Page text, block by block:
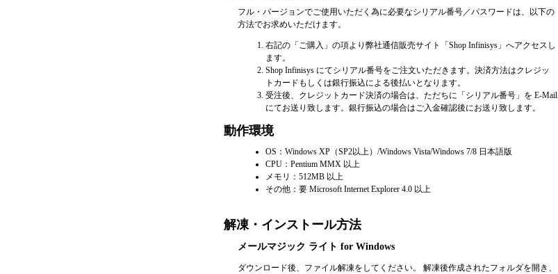
フル・バージョンでご使用いただく為に必要なシリアル番号／パスワードは、以下の
方法でお求めいただけます。
右記の「ご購入」の項より弊社通信販売サイト「Shop Infinisys」へアクセスし
ます。
Shop Infinisys にてシリアル番号をご注文いただきます。決済方法はクレジッ
トカードもしくは銀行振込による後払いとなります。
受注後、クレジットカード決済の場合は、ただちに「シリアル番号」を E-Mail
にてお送り致します。銀行振込の場合はご入金確認後にお送り致します。
動作環境
OS：Windows XP（SP2以上）/Windows Vista/Windows 7/8 日本語版
CPU：Pentium MMX 以上
メモリ：512MB 以上
その他：要 Microsoft Internet Explorer 4.0 以上
解凍・インストール方法
メールマジック ライト for Windows
ダウンロード後、ファイル解凍をしてください。 解凍後作成されたフォルダを開き、